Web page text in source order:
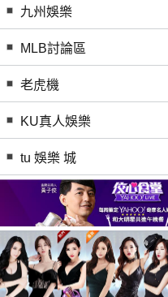
九州娛樂
MLB討論區
老虎機
KU真人娛樂
tu 娛樂 城